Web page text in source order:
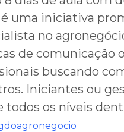
uma iniciativa
no
de comunicação
buscando
Iniciantes ou
os níveis